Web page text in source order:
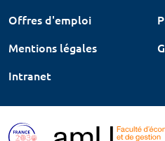
Offres d'emploi
Mentions légales
Intranet